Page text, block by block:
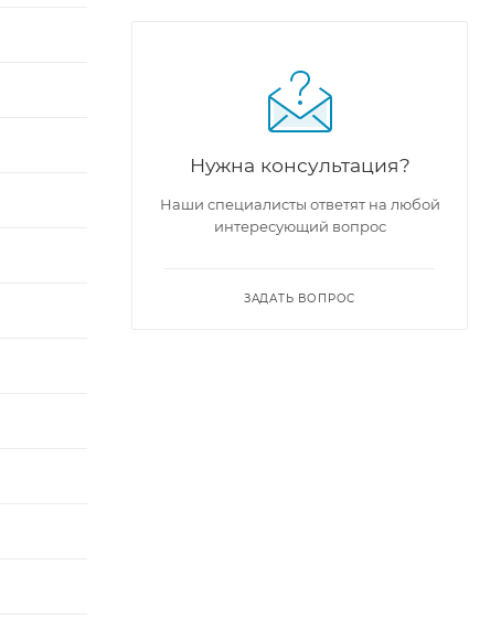
Нужна консультация?
Наши специалисты ответят на любой
интересующий вопрос
ЗАДАТЬ ВОПРОС